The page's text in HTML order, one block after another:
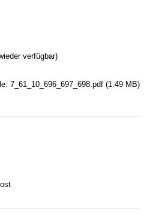
verfügbar)
7_61_10_696_697_698.pdf (1.49 MB)